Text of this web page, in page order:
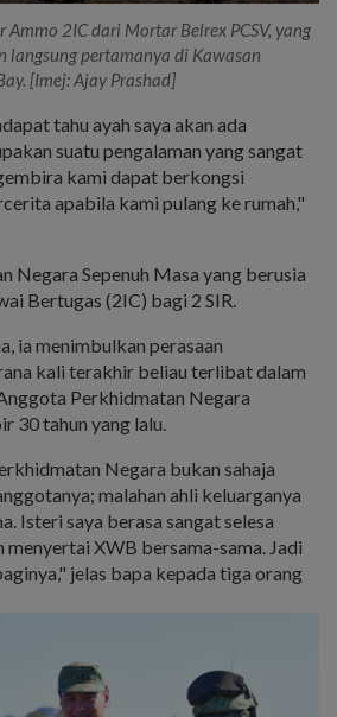
2IC dari Mortar Belrex PCSV, yang
langsung pertamanya di Kawasan
[Imej: Ajay Prashad]
tahu ayah saya akan ada
suatu pengalaman yang sangat
kami dapat berkongsi
apabila kami pulang ke rumah,"
Negara Sepenuh Masa yang berusia
Bertugas (2IC) bagi 2 SIR.
ia menimbulkan perasaan
kali terakhir beliau terlibat dalam
Perkhidmatan Negara
30 tahun yang lalu.
Negara bukan sahaja
malahan ahli keluarganya
Isteri saya berasa sangat selesa
menyertai XWB bersama-sama. Jadi
jelas bapa kepada tiga orang